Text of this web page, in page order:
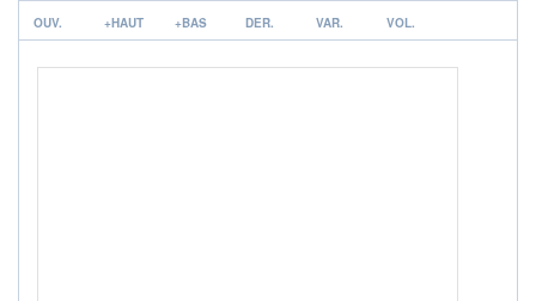
0,0072 0,0072
COTATION SPÉCIFIQUE
r
OUV. +HAUT +BAS DER. VAR. VOL.